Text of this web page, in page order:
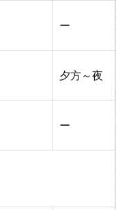
ー
夕方～夜
ー